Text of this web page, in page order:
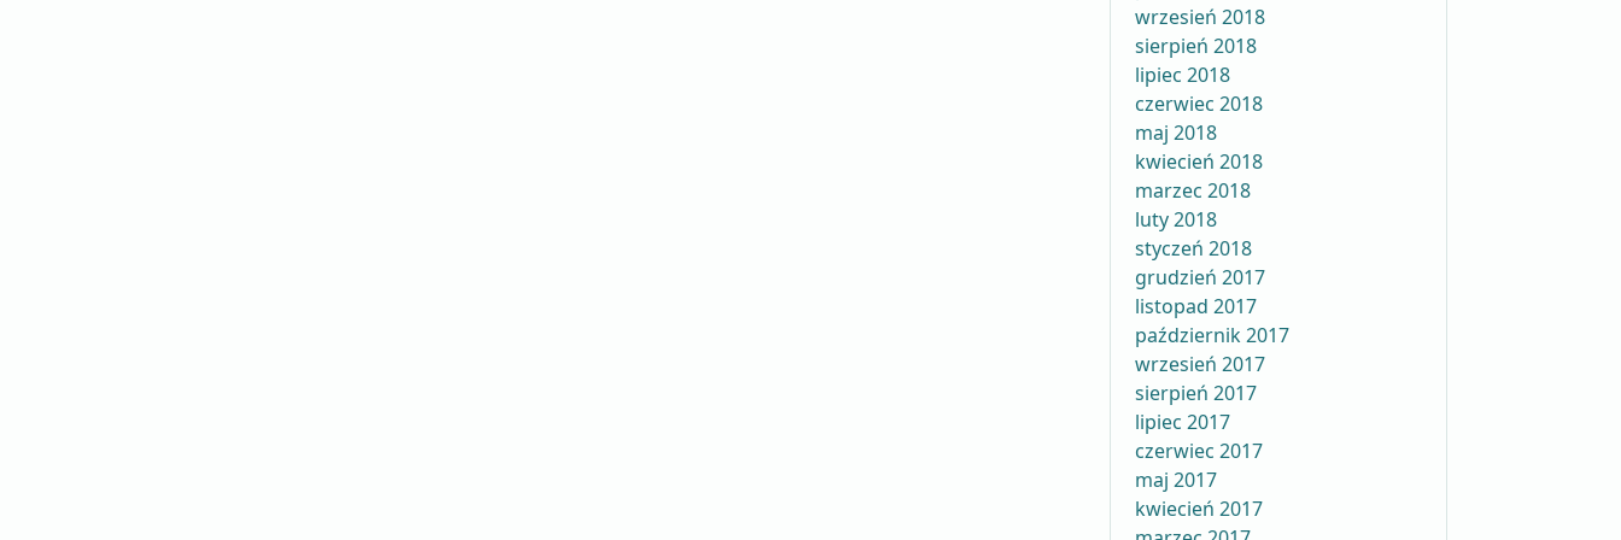
wrzesień 2018
sierpień 2018
lipiec 2018
czerwiec 2018
maj 2018
kwiecień 2018
marzec 2018
luty 2018
styczeń 2018
grudzień 2017
listopad 2017
październik 2017
wrzesień 2017
sierpień 2017
lipiec 2017
czerwiec 2017
maj 2017
kwiecień 2017